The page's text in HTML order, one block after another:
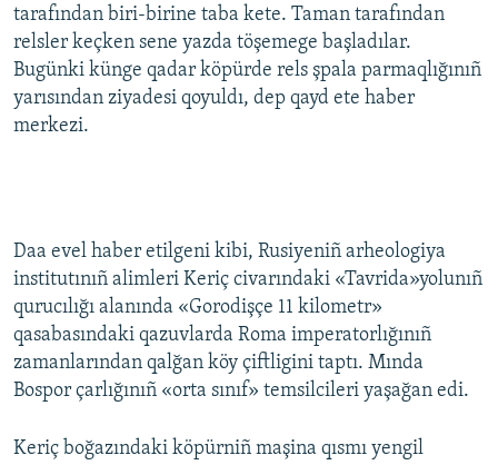
tarafından biri-birine taba kete. Taman tarafından
relsler keçken sene yazda töşemege başladılar.
Bugünki künge qadar köpürde rels şpala parmaqlığınıñ
yarısından ziyadesi qoyuldı, dep qayd ete haber
merkezi.
Daa evel haber etilgeni kibi, Rusiyeniñ arheologiya
institutınıñ alimleri Keriç civarındaki «Tavrida»yolunıñ
qurucılığı alanında «Gorodişçe 11 kilometr»
qasabasındaki qazuvlarda Roma imperatorlığınıñ
zamanlarından qalğan köy çiftligini taptı. Mında
Bospor çarlığınıñ «orta sınıf» temsilcileri yaşağan edi.
Keriç boğazındaki köpürniñ maşina qısmı yengil